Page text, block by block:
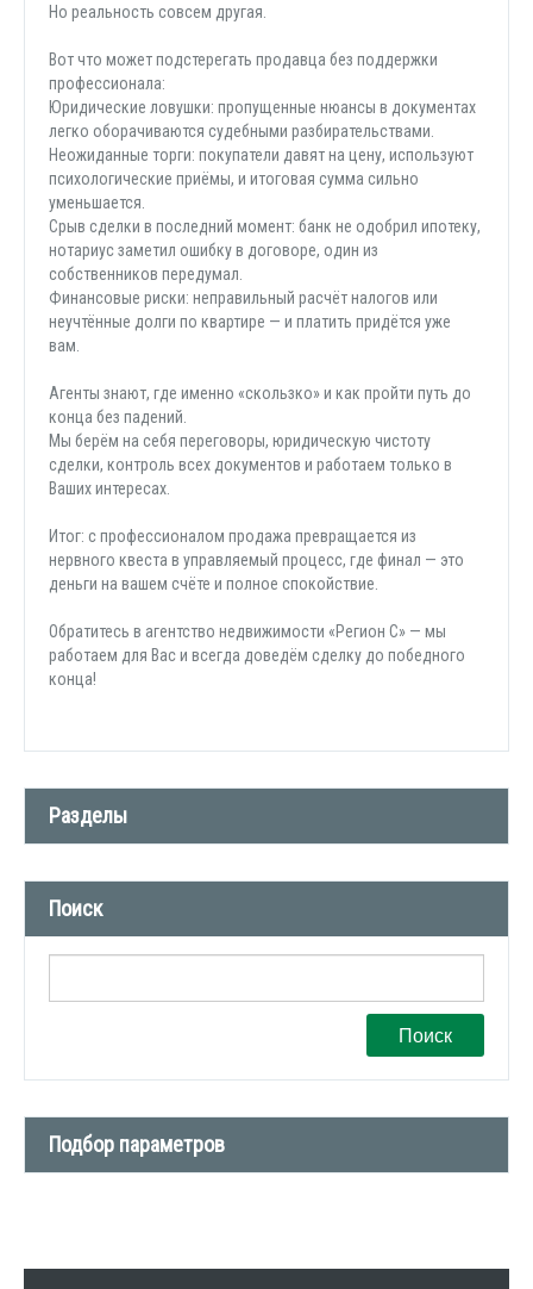
Но реальность совсем другая.
Вот что может подстерегать продавца без поддержки
профессионала:
Юридические ловушки: пропущенные нюансы в документах
легко оборачиваются судебными разбирательствами.
Неожиданные торги: покупатели давят на цену, используют
психологические приёмы, и итоговая сумма сильно
уменьшается.
Срыв сделки в последний момент: банк не одобрил ипотеку,
нотариус заметил ошибку в договоре, один из
собственников передумал.
Финансовые риски: неправильный расчёт налогов или
неучтённые долги по квартире — и платить придётся уже
вам.
Агенты знают, где именно «скользко» и как пройти путь до
конца без падений.
Мы берём на себя переговоры, юридическую чистоту
сделки, контроль всех документов и работаем только в
Ваших интересах.
Итог: с профессионалом продажа превращается из
нервного квеста в управляемый процесс, где финал — это
деньги на вашем счёте и полное спокойствие.
Обратитесь в агентство недвижимости «Регион С» — мы
работаем для Вас и всегда доведём сделку до победного
конца!
Разделы
Новости компании (509)
СМИ о нас (1)
Поиск
Поиск
Подбор параметров